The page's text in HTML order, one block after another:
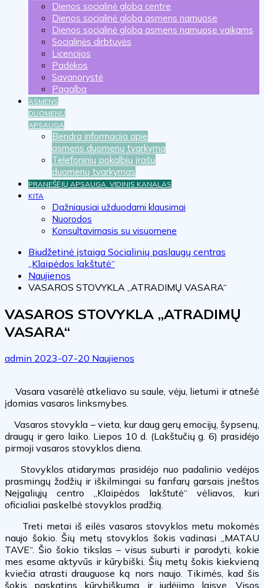
Dienos socialinė globa centre
Dienos socialinė globa asmens namuose
Dienos socialinė globa asmens namuose vaikams
Socialinės dirbtuvės
Licencijos
Padėkos
Savanorystė
Pagalba
ASMENS
DUOMENŲ
APSAUGA
Bendra informacija apie
asmens duomenų tvarkymą
Telefoninių pokalbių įrašų
duomenų tvarkymas
PRANEŠĖJŲ APSAUGA. VIDINIS KANALAS
KITA
Dažniausiai užduodami klausimai
Nuorodos
Konsultavimasis su visuomene
Biudžetinė įstaiga Socialinių paslaugų centras
„Klaipėdos lakštutė“
Naujienos
VASAROS STOVYKLA „ATRADIMŲ VASARA“
VASAROS STOVYKLA „ATRADIMŲ
VASARA“
admin 2023-07-20 Naujienos
Vasara vasarėlė atkeliavo su saule, vėju, lietumi ir atnešė
įdomias vasaros linksmybes.
Vasaros stovykla ­– vieta, kur daug gerų emocijų, šypsenų,
draugų ir gero laiko. Liepos 10 d. (Lakštučių g. 6) prasidėjo
pirmoji vasaros stovyklos diena.
Stovyklos atidarymas prasidėjo nuo padalinio vedėjos
prasmingų žodžių ir iškilmingai su fanfarų garsais įneštos
Neįgaliųjų centro „Klaipėdos lakštutė“ vėliavos, kuri
oficialiai paskelbė stovyklos pradžią.
Treti metai iš eilės vasaros stovyklos metu mokomės
naujo šokio. Šių metų stovyklos šokis vadinasi „MATAU
TAVE“. Šio šokio tikslas – visus suburti ir parodyti, kokie
mes esame aktyvūs ir kūrybiški. Šių metų šokis kiekvieną
kviečia atrasti drauguose ką nors naujo. Tikimės, kad šis
šokis paskatins kūrybiškumą ir judėjimo laisvę. Visos